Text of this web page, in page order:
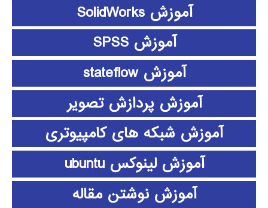
آموزش SolidWorks
آموزش SPSS
آموزش stateflow
آموزش پردازش تصویر
آموزش شبکه های کامپیوتری
آموزش لینوکس ubuntu
آموزش نوشتن مقاله